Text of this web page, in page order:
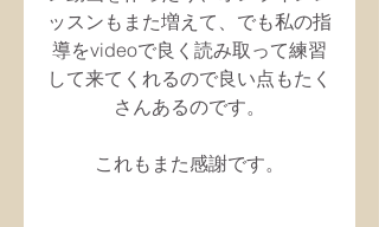
ッスンもまた増えて、でも私の指
導をvideoで良く読み取って練習
して来てくれるので良い点もたく
さんあるのです。
これもまた感謝です。